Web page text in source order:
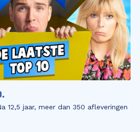
12,5 jaar, meer dan 350 afleveringen